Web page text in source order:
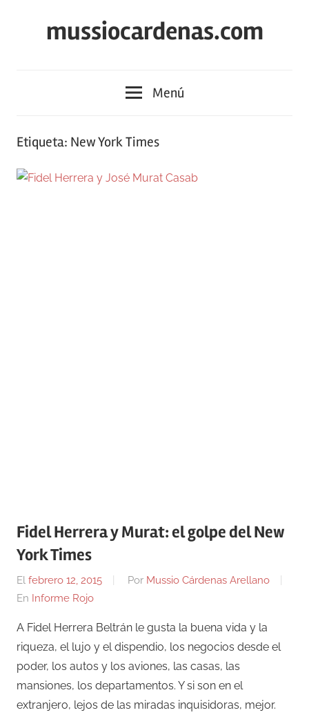
mussiocardenas.com
Menú
Etiqueta: New York Times
Fidel Herrera y Murat: el golpe del New
York Times
El febrero 12, 2015 Por Mussio Cárdenas Arellano
En Informe Rojo
A Fidel Herrera Beltrán le gusta la buena vida y la
riqueza, el lujo y el dispendio, los negocios desde el
poder, los autos y los aviones, las casas, las
mansiones, los departamentos. Y si son en el
extranjero, lejos de las miradas inquisidoras, mejor.